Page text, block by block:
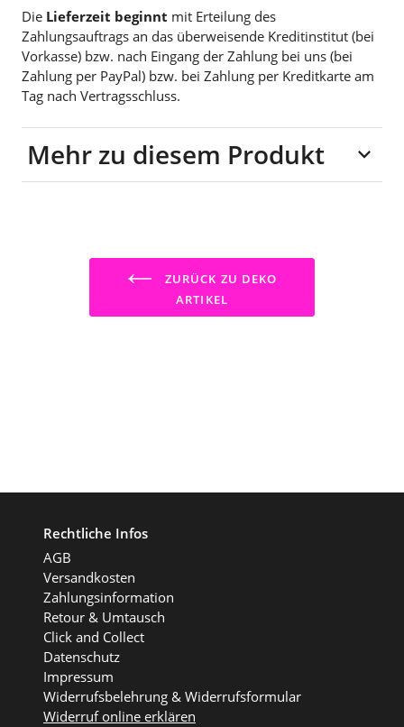
Die Lieferzeit beginnt mit Erteilung des
Zahlungsauftrags an das überweisende Kreditinstitut (bei
Vorkasse) bzw. nach Eingang der Zahlung bei uns (bei
Zahlung per PayPal) bzw. bei Zahlung per Kreditkarte am
Tag nach Vertragsschluss.
Mehr zu diesem Produkt
ZURÜCK ZU DEKO
ARTIKEL
Rechtliche Infos
AGB
Versandkosten
Zahlungsinformation
Retour & Umtausch
Click and Collect
Datenschutz
Impressum
Widerrufsbelehrung & Widerrufsformular
Widerruf online erklären